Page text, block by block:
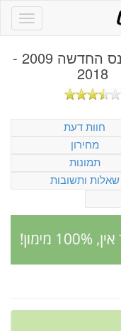
רנו פלואנס החדשה 2009 -
2018
חוות דעת
מחירון
תמונות
שאלות ותשובות